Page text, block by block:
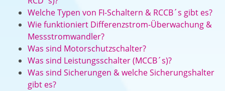
Welche Typen von FI-Schaltern & RCCB´s gibt es?
Wie funktioniert Differenzstrom-Überwachung &
Messstromwandler?
Was sind Motorschutzschalter?
Was sind Leistungsschalter (MCCB´s)?
Was sind Sicherungen & welche Sicherungshalter
gibt es?